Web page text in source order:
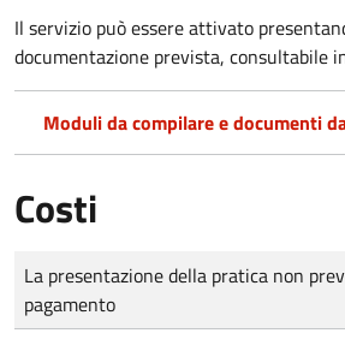
Il servizio può essere attivato
documentazione prevista, consultabile
Moduli da compilare e documenti
Costi
Tipo di pagamento
Importo
La presentazione della pratica non
pagamento